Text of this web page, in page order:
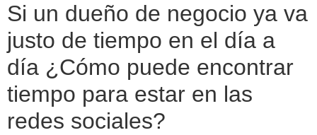
Si un dueño de negocio ya va
justo de tiempo en el día a
día ¿Cómo puede encontrar
tiempo para estar en las
redes sociales?